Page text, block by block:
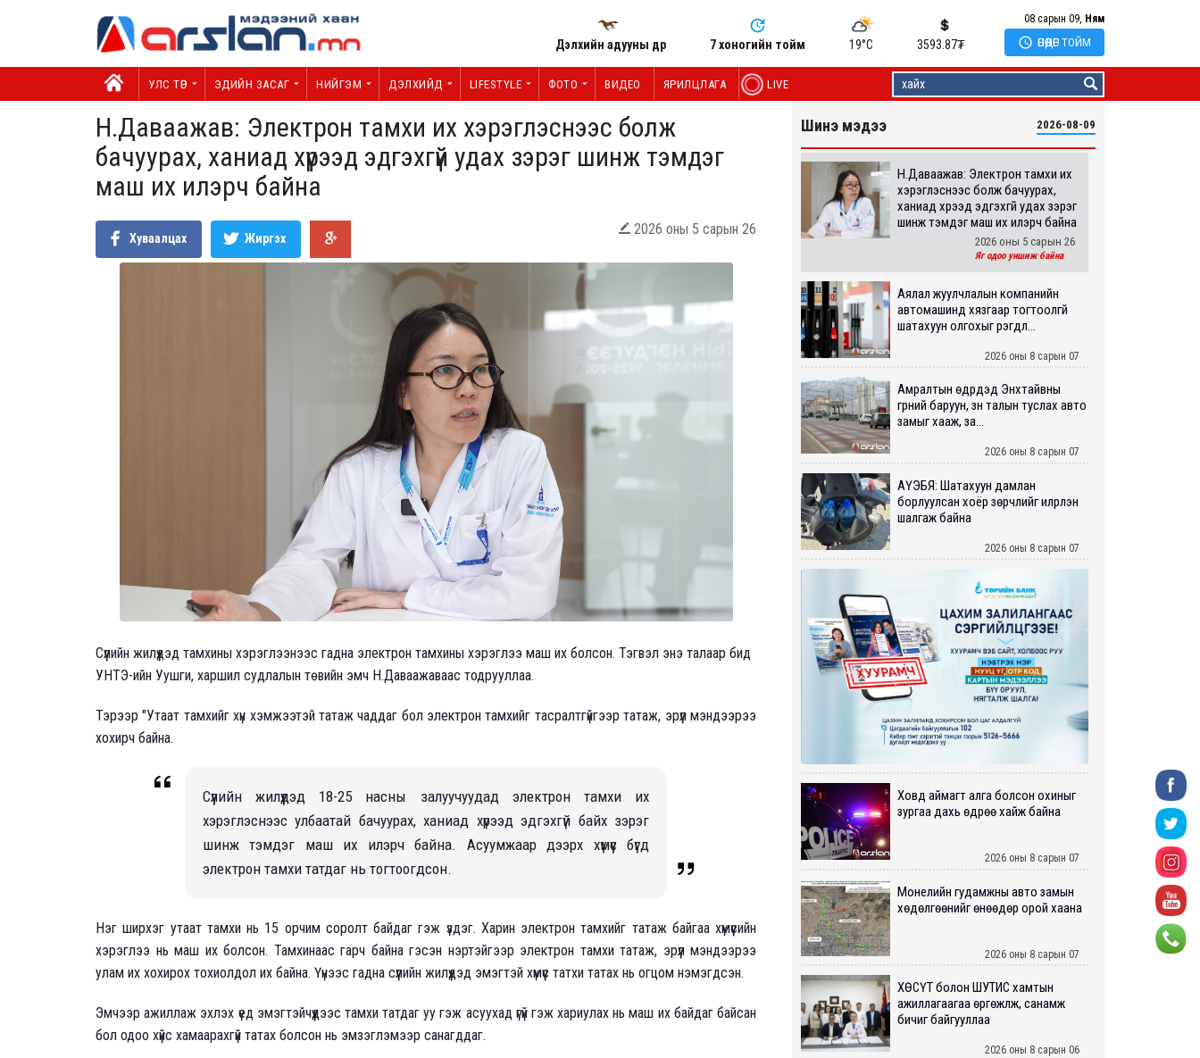
Дэлхийн адууны өдөр 7 хоногийн тойм 19°C 3593.87₮
08 сарын 09, Ням
 ӨНӨӨДӨР ТОЙМ
УЛС ТӨР ЭДИЙН ЗАСАГ НИЙГЭМ ДЭЛХИЙД LIFESTYLE ФОТО ВИДЕО ЯРИЛЦЛАГА LIVE
Н.Даваажав: Электрон тамхи их хэрэглэснээс болж
бачуурах, ханиад хүрээд эдгэхгүй удах зэрэг шинж тэмдэг
маш их илэрч байна
Хуваалцах Жиргэх
 2026 оны 5 сарын 26
Сүүлийн жилүүдэд тамхины хэрэглээнээс гадна электрон тамхины хэрэглээ маш их болсон. Тэгвэл энэ талаар бид
УНТЭ-ийн Уушги, харшил судлалын төвийн эмч Н.Даваажаваас тодрууллаа.
Тэрээр "Утаат тамхийг хүн хэмжээтэй татаж чаддаг бол электрон тамхийг тасралтгүйгээр татаж, эрүүл мэндээрээ
хохирч байна.
Сүүлийн жилүүдэд 18-25 насны залуучуудад электрон тамхи их
хэрэглэснээс улбаатай бачуурах, ханиад хүрээд эдгэхгүй байх зэрэг
шинж тэмдэг маш их илэрч байна. Асуумжаар дээрх хүмүүс бүгд
электрон тамхи татдаг нь тогтоогдсон.
Нэг ширхэг утаат тамхи нь 15 орчим соролт байдаг гэж үздэг. Харин электрон тамхийг татаж байгаа хүмүүсийн
хэрэглээ нь маш их болсон. Тамхинаас гарч байна гэсэн нэртэйгээр электрон тамхи татаж, эрүүл мэндээрээ
улам их хохирох тохиолдол их байна. Үүнээс гадна сүүлийн жилүүдэд эмэгтэй хүмүүс татхи татах нь огцом нэмэгдсэн.
Эмчээр ажиллаж эхлэх үед эмэгтэйчүүдээс тамхи татдаг уу гэж асуухад үгүй гэж хариулах нь маш их байдаг байсан
бол одоо хүйс хамаарахгүй татах болсон нь эмзэглэмээр санагддаг.
Шинэ мэдээ 2026-08-09
Н.Даваажав: Электрон тамхи их
хэрэглэснээс болж бачуурах,
ханиад хүрээд эдгэхгүй удах зэрэг
шинж тэмдэг маш их илэрч байна
2026 оны 5 сарын 26
Яг одоо уншиж байна
Аялал жуулчлалын компанийн
автомашинд хязгаар тогтоолгүй
шатахуун олгохыг үүрэгдл...
2026 оны 8 сарын 07
Амралтын өдрүүдэд Энхтайвны
гүүрний баруун, зүүн талын туслах авто
замыг хааж, за...
2026 оны 8 сарын 07
АҮЭБЯ: Шатахуун дамлан
борлуулсан хоёр зөрчлийг илрүүлэн
шалгаж байна
2026 оны 8 сарын 07
Ховд аймагт алга болсон охиныг
зургаа дахь өдрөө хайж байна
2026 оны 8 сарын 07
Монелийн гудамжны авто замын
хөдөлгөөнийг өнөөдөр орой хаана
2026 оны 8 сарын 07
ХӨСҮТ болон ШУТИС хамтын
ажиллагаагаа өргөжүүлж, санамж
бичиг байгууллаа
2026 оны 8 сарын 06